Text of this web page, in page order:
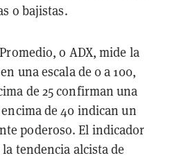
o bajistas.
o ADX, mide la
una escala de 0 a 100,
de 25 confirman una
de 40 indican un
poderoso. El indicador
tendencia alcista de